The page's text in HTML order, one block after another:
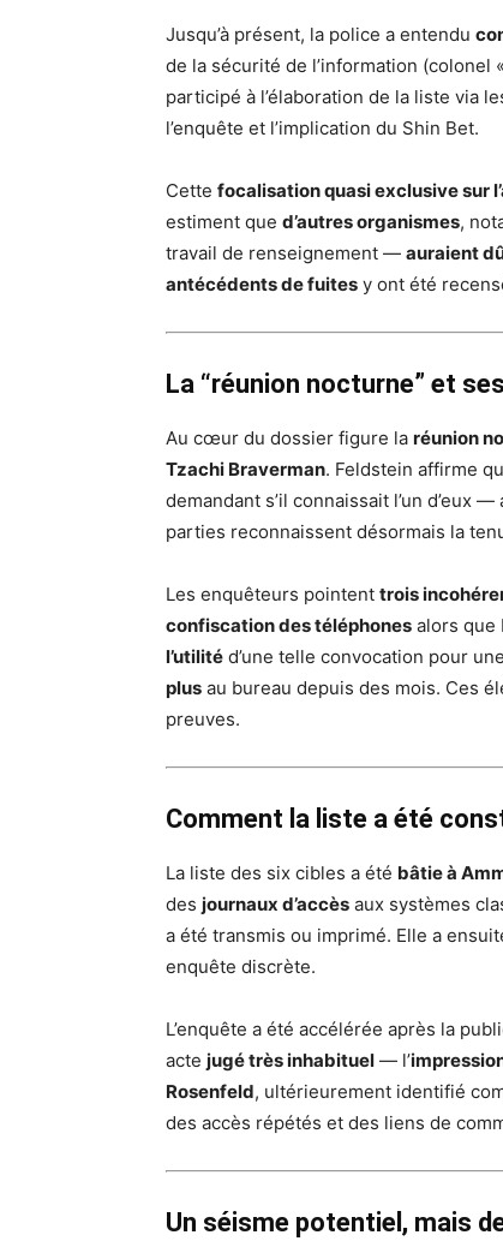
Jusqu’à présent, la police a entendu
de la sécurité de l’information (colonel
participé à l’élaboration de la liste via
l’enquête et l’implication du Shin Bet.
Cette focalisation quasi exclusive sur
estiment que d’autres organismes,
travail de renseignement — auraient
antécédents de fuites y ont été
La “réunion nocturne” et
Au cœur du dossier figure la réunion
Tzachi Braverman. Feldstein affirme
demandant s’il connaissait l’un d’eux
parties reconnaissent désormais la
Les enquêteurs pointent trois
confiscation des téléphones alors que
l’utilité d’une telle convocation pour
plus au bureau depuis des mois. Ces
preuves.
Comment la liste a été
La liste des six cibles a été bâtie à
des journaux d’accès aux systèmes
a été transmis ou imprimé. Elle a
enquête discrète.
L’enquête a été accélérée après la
acte jugé très inhabituel — l’
Rosenfeld, ultérieurement identifié
des accès répétés et des liens de
Un séisme potentiel, mais